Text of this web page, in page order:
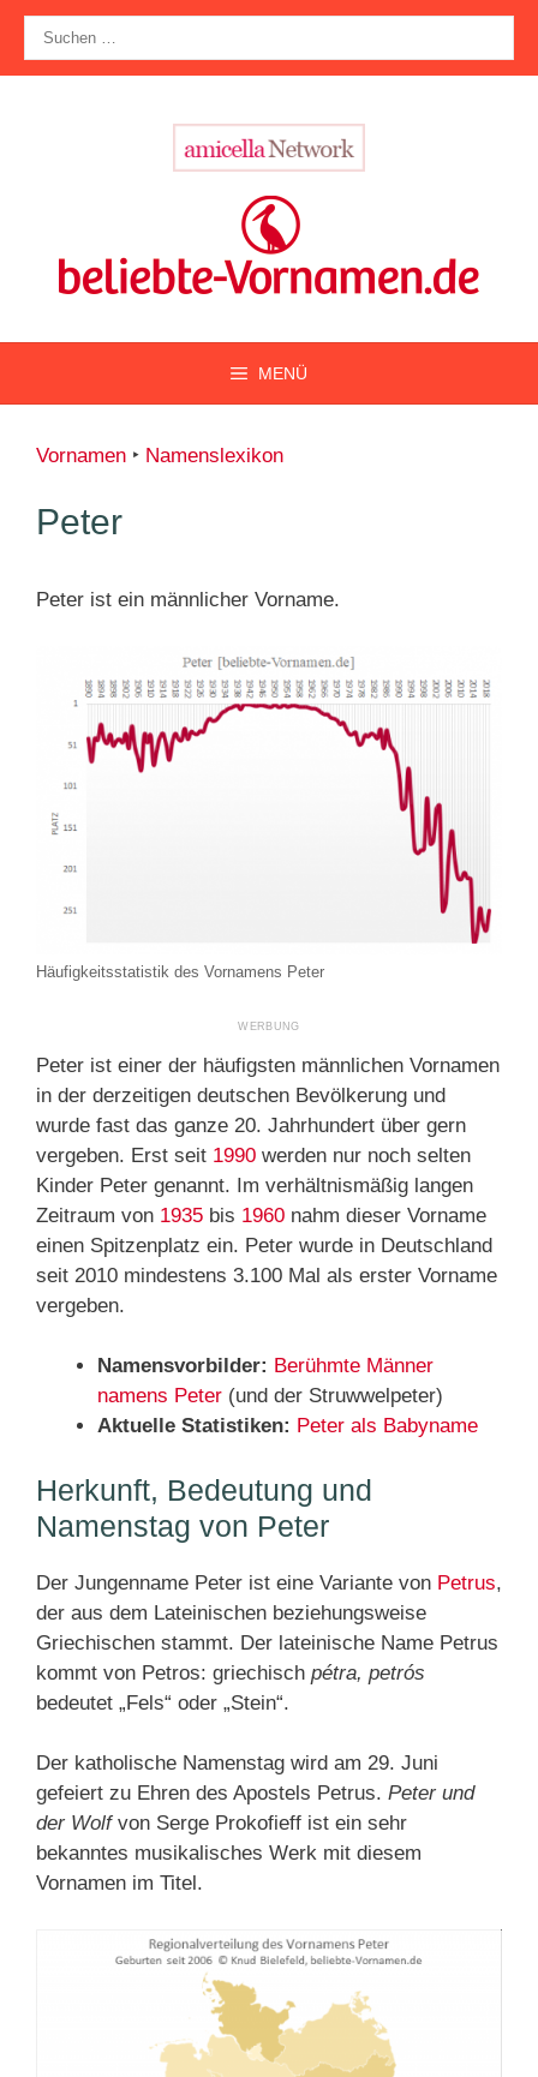
Zum
Inhalt
springen
nach:
MENÜ
Vornamen ‣ Namenslexikon
Peter
Peter ist ein männlicher Vorname.
Häufigkeitsstatistik des Vornamens Peter
Peter ist einer der häufigsten männlichen Vornamen
in der derzeitigen deutschen Bevölkerung und
wurde fast das ganze 20. Jahrhundert über gern
vergeben. Erst seit 1990 werden nur noch selten
Kinder Peter genannt. Im verhältnismäßig langen
Zeitraum von 1935 bis 1960 nahm dieser Vorname
einen Spitzenplatz ein. Peter wurde in Deutschland
seit 2010 mindestens 3.100 Mal als erster Vorname
vergeben.
Namensvorbilder: Berühmte Männer
namens Peter (und der Struwwelpeter)
Aktuelle Statistiken: Peter als Babyname
Herkunft, Bedeutung und
Namenstag von Peter
Der Jungenname Peter ist eine Variante von Petrus,
der aus dem Lateinischen beziehungsweise
Griechischen stammt. Der lateinische Name Petrus
kommt von Petros: griechisch pétra, petrós
bedeutet „Fels“ oder „Stein“.
Der katholische Namenstag wird am 29. Juni
gefeiert zu Ehren des Apostels Petrus. Peter und
der Wolf von Serge Prokofieff ist ein sehr
bekanntes musikalisches Werk mit diesem
Vornamen im Titel.